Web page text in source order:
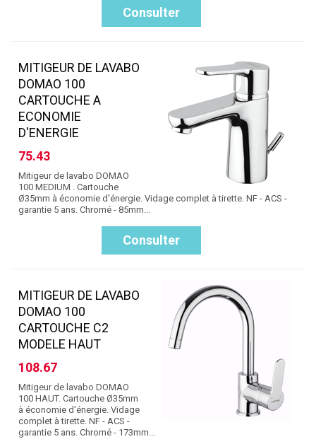
Consulter
MITIGEUR DE LAVABO
DOMAO 100
CARTOUCHE A
ECONOMIE
D'ENERGIE
75.43
Mitigeur de lavabo DOMAO
100 MEDIUM . Cartouche
Ø35mm à économie d'énergie. Vidage complet à tirette. NF - ACS -
garantie 5 ans. Chromé - 85mm...
Consulter
MITIGEUR DE LAVABO
DOMAO 100
CARTOUCHE C2
MODELE HAUT
108.67
Mitigeur de lavabo DOMAO
100 HAUT. Cartouche Ø35mm
à économie d'énergie. Vidage
complet à tirette. NF - ACS -
garantie 5 ans. Chromé - 173mm...